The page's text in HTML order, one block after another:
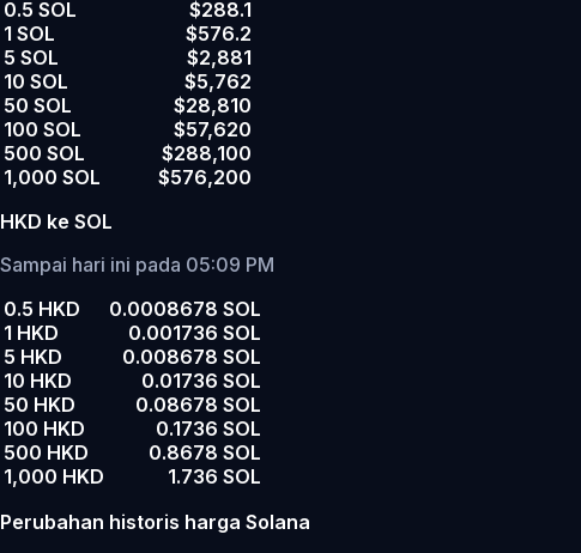
0.5 SOL
$288.1
1 SOL
$576.2
5 SOL
$2,881
10 SOL
$5,762
50 SOL
$28,810
100 SOL
$57,620
500 SOL
$288,100
1,000 SOL
$576,200
HKD ke SOL
Sampai hari ini pada 05:09 PM
0.5 HKD
0.0008678 SOL
1 HKD
0.001736 SOL
5 HKD
0.008678 SOL
10 HKD
0.01736 SOL
50 HKD
0.08678 SOL
100 HKD
0.1736 SOL
500 HKD
0.8678 SOL
1,000 HKD
1.736 SOL
Perubahan historis harga Solana